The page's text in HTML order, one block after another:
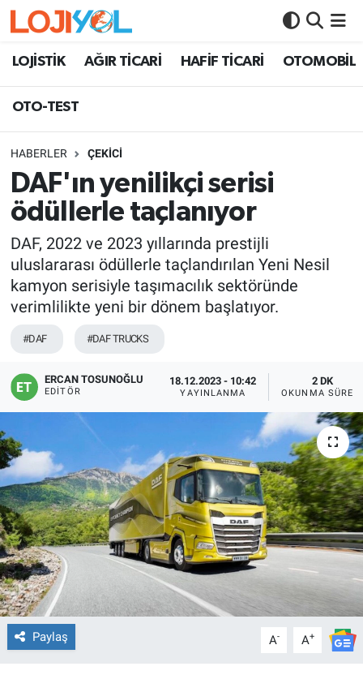
LOJİSTİK AĞIR TİCARİ HAFİF TİCARİ OTOMOBİL
OTO-TEST
HABERLER ÇEKİCİ
DAF'ın yenilikçi serisi
ödüllerle taçlanıyor
DAF, 2022 ve 2023 yıllarında prestijli
uluslararası ödüllerle taçlandırılan Yeni Nesil
kamyon serisiyle taşımacılık sektöründe
verimlilikte yeni bir dönem başlatıyor.
#DAF #DAF TRUCKS
ERCAN TOSUNOĞLU
EDITÖR
18.12.2023 - 10:42
YAYINLANMA
2 DK
OKUNMA SÜRESI
Paylaş A- A+
OTO-TEST